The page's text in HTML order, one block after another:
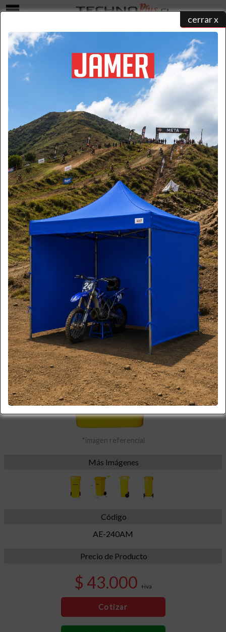
cerrar x
CONTENEDOR DE RESIDUOS PLASTICO CON RUEDAS
AMARILLO 240 LTS.
home/catálogo de productos/basureros contenedores plásticos/ contenedor de residuos
plastico con ruedas...
*imagen referencial
Más Imágenes
Código
AE-240AM
Precio de Producto
$ 43.000 +iva
Cotizar